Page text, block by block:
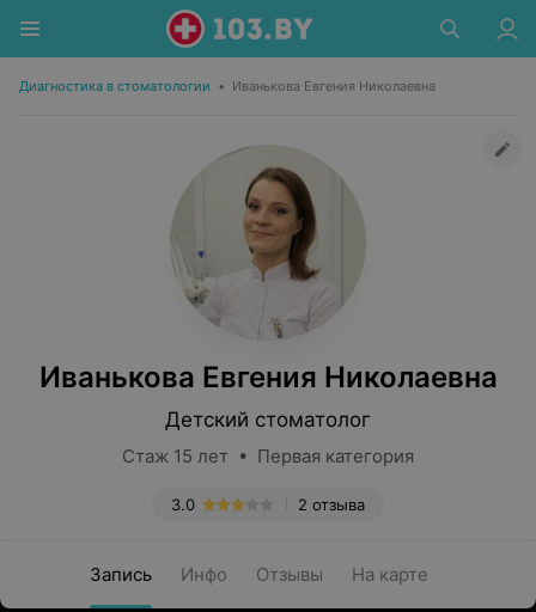
Диагностика в стоматологии • Иванькова Евгения Николаевна
Иванькова Евгения Николаевна
Детский стоматолог
Стаж 15 лет • Первая категория
2 отзыва
3.0
Запись Инфо Отзывы На карте